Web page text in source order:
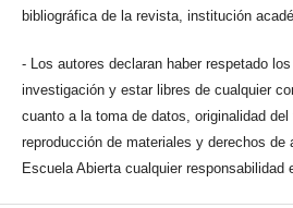
bibliográfica de la revista, institución
- Los autores declaran haber respetado
investigación y estar libres de cualquier
cuanto a la toma de datos, originalidad
reproducción de materiales y derechos de
Escuela Abierta cualquier responsabilidad